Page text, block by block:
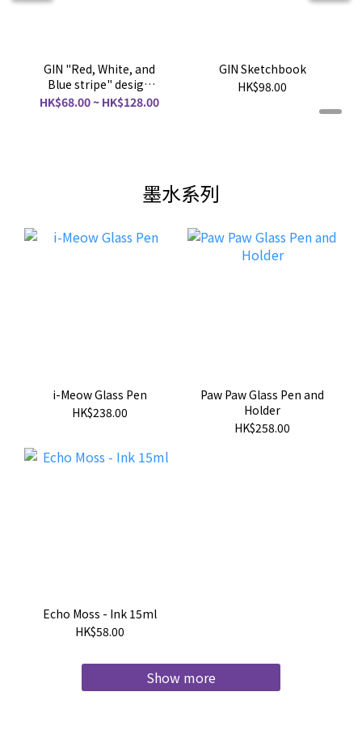
GIN "Red, White, and
Blue stripe" design
Bag
HK$68.00 ~ HK$128.00
GIN Sketchbook
HK$98.00
墨水系列
i-Meow Glass Pen
HK$238.00
Paw Paw Glass Pen and
Holder
HK$258.00
Echo Moss - Ink 15ml
HK$58.00
Show more